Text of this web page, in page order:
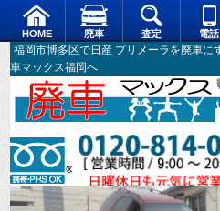
福岡市博多区で日産 プリメーラを廃車に
車マックス福岡へ
HOME 廃車 査定 電話